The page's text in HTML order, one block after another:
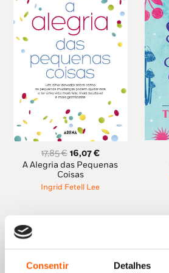
Consentir Detalhes
17,85€ O
preço
original
era:
16,07€O
preço
é:
A Alegria das Pequenas
Coisas
Ingrid Fetell Lee